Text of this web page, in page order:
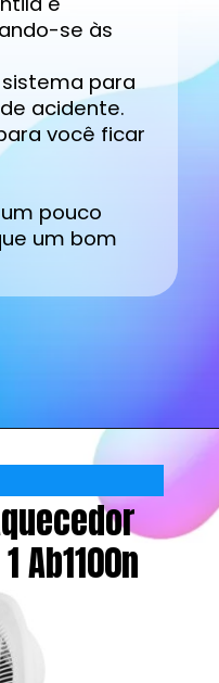
se às
sistema para
acidente.
você ficar
pouco
um bom
Ab1100n